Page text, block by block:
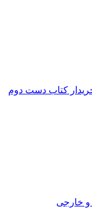
کتاب دست دوم
و خارجی